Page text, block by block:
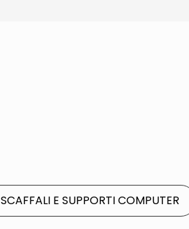
SCAFFALI E SUPPORTI COMPUTER